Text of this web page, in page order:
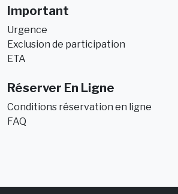
Important
Urgence
Exclusion de participation
ETA
Réserver En Ligne
Conditions réservation en ligne
FAQ